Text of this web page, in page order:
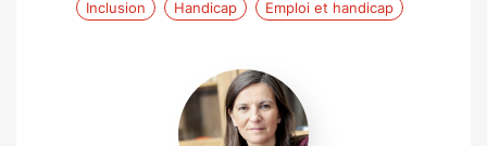
Inclusion Handicap Emploi et handicap
Diane
d’Audiffret